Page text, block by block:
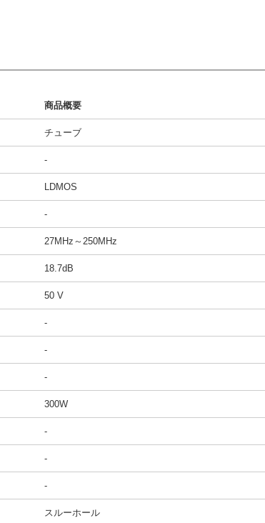
商品概要
チューブ
-
LDMOS
-
27MHz～250MHz
18.7dB
50 V
-
-
-
300W
-
-
-
スルーホール